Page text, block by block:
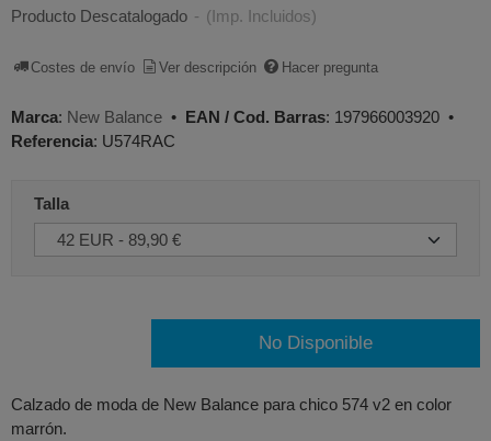
Producto Descatalogado - (Imp. Incluidos)
Costes de envío Ver descripción Hacer pregunta
Marca: New Balance • EAN / Cod. Barras: 197966003920 •
Referencia: U574RAC
Talla
No Disponible
Calzado de moda de New Balance para chico 574 v2 en color
marrón.